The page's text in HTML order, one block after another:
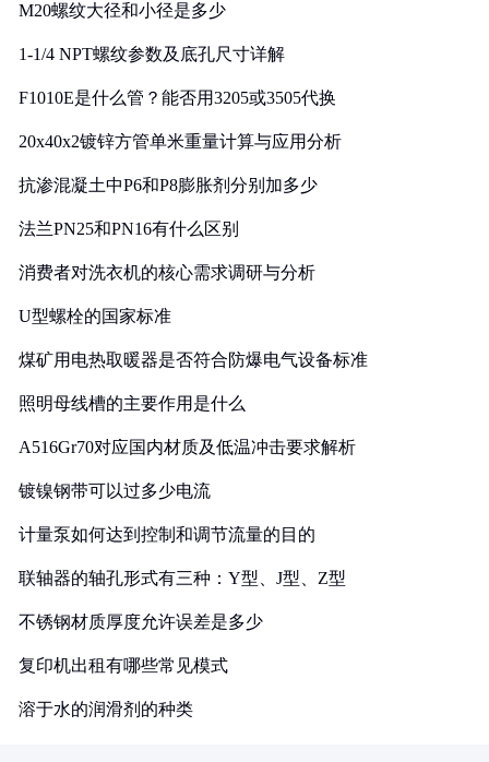
M20螺纹大径和小径是多少
1-1/4 NPT螺纹参数及底孔尺寸详解
F1010E是什么管？能否用3205或3505代换
20x40x2镀锌方管单米重量计算与应用分析
抗渗混凝土中P6和P8膨胀剂分别加多少
法兰PN25和PN16有什么区别
消费者对洗衣机的核心需求调研与分析
U型螺栓的国家标准
煤矿用电热取暖器是否符合防爆电气设备标准
照明母线槽的主要作用是什么
A516Gr70对应国内材质及低温冲击要求解析
镀镍钢带可以过多少电流
计量泵如何达到控制和调节流量的目的
联轴器的轴孔形式有三种：Y型、J型、Z型
不锈钢材质厚度允许误差是多少
复印机出租有哪些常见模式
溶于水的润滑剂的种类